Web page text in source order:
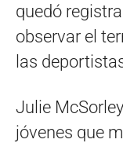
quedó
observar el
las
Julie
jóvenes que